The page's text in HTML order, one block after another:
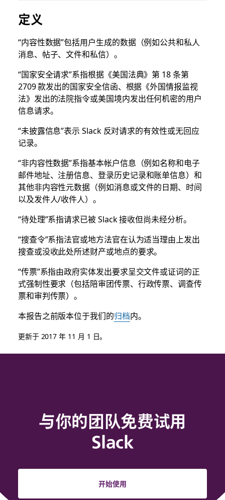
定义
“内容性数据”包括用户生成的数据（例如公共和私人
消息、帖子、文件和私信）。
“国家安全请求”系指根据《美国法典》第 18 条第
2709 款发出的国家安全信函、根据《外国情报监视
法》发出的法院指令或美国境内发出任何机密的用户
信息请求。
“未披露信息”表示 Slack 反对请求的有效性或无回应
记录。
“非内容性数据”系指基本帐户信息（例如名称和电子
邮件地址、注册信息、登录历史记录和账单信息）和
其他非内容性元数据（例如消息或文件的日期、时间
以及发件人/收件人）。
“待处理”系指请求已被 Slack 接收但尚未经分析。
“搜查令”系指法官或地方法官在认为适当理由上发出
搜查或没收此处所述财产或地点的要求。
“传票”系指由政府实体发出要求呈交文件或证词的正
式强制性要求（包括陪审团传票、行政传票、调查传
票和审判传票）。
本报告之前版本位于我们的归档内。
更新于 2017 年 11 月 1 日。
与你的团队免费试用
Slack
开始使用